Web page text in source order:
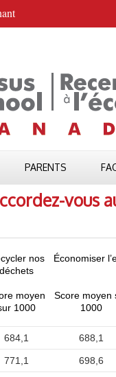
PARENTS
vous
nos
déchets
Économiser
moyen
1000
Score moyen
1000
684,1 688,1
771,1 698,6